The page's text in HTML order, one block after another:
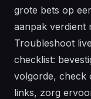
grote bets op
aanpak verdient
Troubleshoot
checklist:
volgorde,
links, zorg